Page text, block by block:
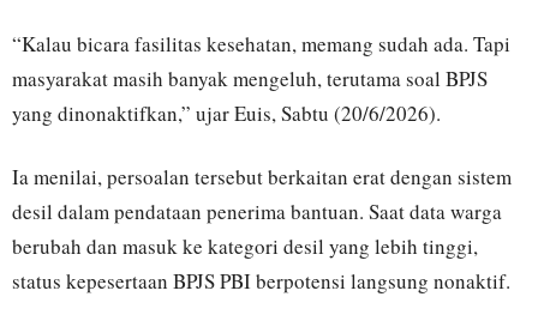
“Kalau bicara fasilitas kesehatan, memang sudah ada. Tapi
masyarakat masih banyak mengeluh, terutama soal BPJS
yang dinonaktifkan,” ujar Euis, Sabtu (20/6/2026).
Ia menilai, persoalan tersebut berkaitan erat dengan sistem
desil dalam pendataan penerima bantuan. Saat data warga
berubah dan masuk ke kategori desil yang lebih tinggi,
status kepesertaan BPJS PBI berpotensi langsung nonaktif.